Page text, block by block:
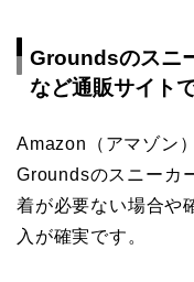
Groundsのスニ
など通販サイト
Amazon（アマゾン
Groundsのスニーカ
着が必要ない場合や
入が確実です。